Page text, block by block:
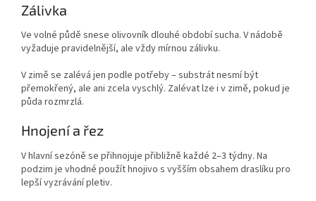
Zálivka
Ve volné půdě snese olivovník dlouhé období sucha. V nádobě
vyžaduje pravidelnější, ale vždy mírnou zálivku.
V zimě se zalévá jen podle potřeby – substrát nesmí být
přemokřený, ale ani zcela vyschlý. Zalévat lze i v zimě, pokud je
půda rozmrzlá.
Hnojení a řez
V hlavní sezóně se přihnojuje přibližně každé 2–3 týdny. Na
podzim je vhodné použít hnojivo s vyšším obsahem draslíku pro
lepší vyzrávání pletiv.